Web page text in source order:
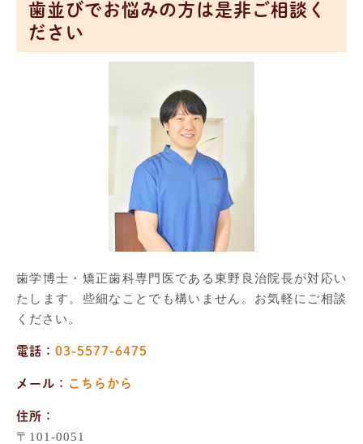
歯並びでお悩みの方は是非ご相談く
ださい
歯学博士・矯正歯科専門医である東野良治院長が対応い
たします。些細なことでも構いません。お気軽にご相談
ください。
電話： 03-5577-6475
メール： こちらから
住所：
〒101-0051